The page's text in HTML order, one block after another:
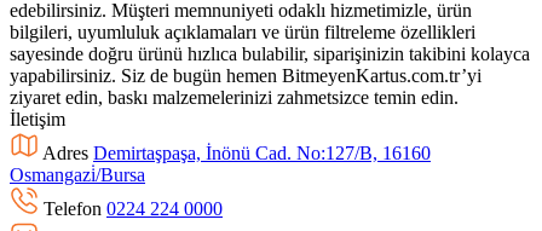
edebilirsiniz. Müşteri memnuniyeti odaklı hizmetimizle, ürün
bilgileri, uyumluluk açıklamaları ve ürün filtreleme özellikleri
sayesinde doğru ürünü hızlıca bulabilir, siparişinizin takibini kolayca
yapabilirsiniz. Siz de bugün hemen BitmeyenKartus.com.tr’yi
ziyaret edin, baskı malzemelerinizi zahmetsizce temin edin.
İletişim
Adres Demirtaşpaşa, İnönü Cad. No:127/B, 16160
Osmangazi̇/Bursa
Telefon 0224 224 0000